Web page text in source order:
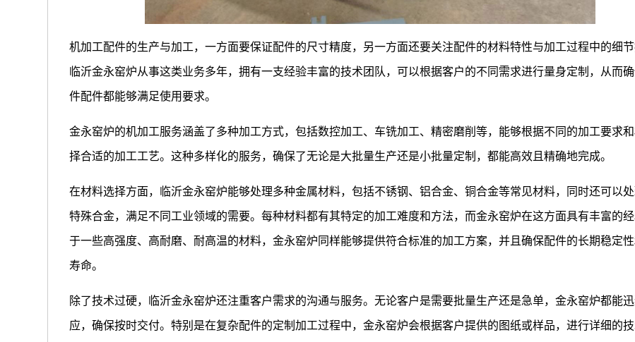
机加工配件的生产与加工，一方面要保证配件的尺寸精度，另一方面还要关注配件的材料特性与加工过程中的细节
临沂金永窑炉从事这类业务多年，拥有一支经验丰富的技术团队，可以根据客户的不同需求进行量身定制，从而
件配件都能够满足使用要求。
金永窑炉的机加工服务涵盖了多种加工方式，包括数控加工、车铣加工、精密磨削等，能够根据不同的加工要求
择合适的加工工艺。这种多样化的服务，确保了无论是大批量生产还是小批量定制，都能高效且精确地完成。
在材料选择方面，临沂金永窑炉能够处理多种金属材料，包括不锈钢、铝合金、铜合金等常见材料，同时还可以
特殊合金，满足不同工业领域的需要。每种材料都有其特定的加工难度和方法，而金永窑炉在这方面具有丰富的
于一些高强度、高耐磨、耐高温的材料，金永窑炉同样能够提供符合标准的加工方案，并且确保配件的长期稳定性
寿命。
除了技术过硬，临沂金永窑炉还注重客户需求的沟通与服务。无论客户是需要批量生产还是急单，金永窑炉都能
应，确保按时交付。特别是在复杂配件的定制加工过程中，金永窑炉会根据客户提供的图纸或样品，进行详细的